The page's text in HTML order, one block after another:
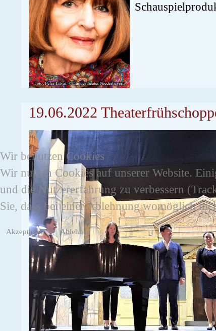
19.06.2022
Wir benutzen Cookies
Wir nutzen Cookies auf unserer Website.
und die Nutzererfahrung zu verbessern
Sie, dass bei einer Ablehnung womöglich
Akzeptieren Ablehnen